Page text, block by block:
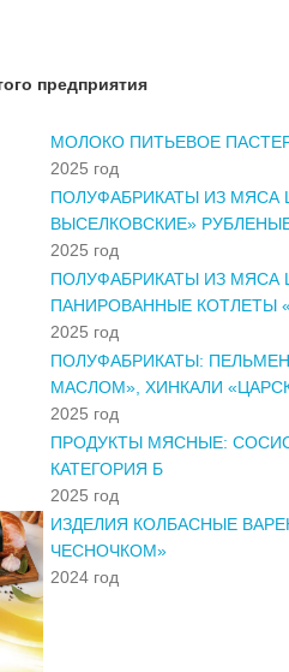
предприятия
МОЛОКО ПИТЬЕВОЕ
2025 год
ПОЛУФАБРИКАТЫ ИЗ
ВЫСЕЛКОВСКИЕ»
2025 год
ПОЛУФАБРИКАТЫ ИЗ
ПАНИРОВАННЫЕ КОТЛЕТЫ
2025 год
ПОЛУФАБРИКАТЫ:
МАСЛОМ», ХИНКАЛИ
2025 год
ПРОДУКТЫ МЯСНЫЕ:
КАТЕГОРИЯ Б
2025 год
ИЗДЕЛИЯ КОЛБАСНЫЕ
ЧЕСНОЧКОМ»
2024 год